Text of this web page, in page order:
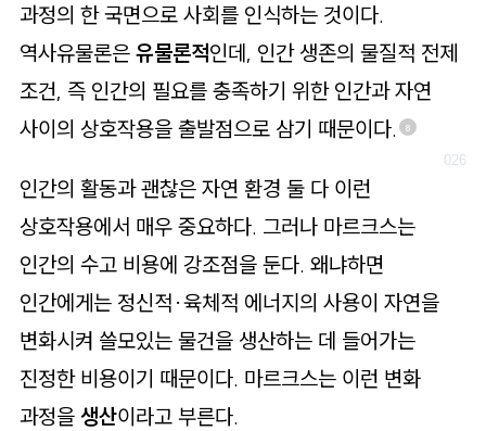
과정의 한 국면으로 사회를 인식하는 것이다.
역사유물론은 유물론적인데, 인간 생존의 물질적 전제
조건, 즉 인간의 필요를 충족하기 위한 인간과 자연
사이의 상호작용을 출발점으로 삼기 때문이다.
8
인간의 활동과 괜찮은 자연 환경 둘 다 이런
상호작용에서 매우 중요하다. 그러나 마르크스는
인간의 수고 비용에 강조점을 둔다. 왜냐하면
인간에게는 정신적·육체적 에너지의 사용이 자연을
변화시켜 쓸모있는 물건을 생산하는 데 들어가는
진정한 비용이기 때문이다. 마르크스는 이런 변화
과정을 생산이라고 부른다.